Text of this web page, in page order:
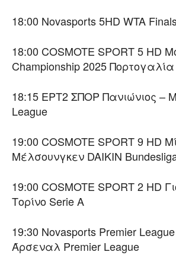
18:00 Novasports 5HD WTA
18:00 COSMOTE SPORT 5 HD
Championship 2025 Πορτογαλία
18:15 ΕΡΤ2 ΣΠΟΡ Πανιώνιος –
League
19:00 COSMOTE SPORT 9 HD
Μέλσουνγκεν DAIKIN
19:00 COSMOTE SPORT 2 HD
Τορίνο Serie A
19:30 Novasports Premier
Άρσεναλ Premier League